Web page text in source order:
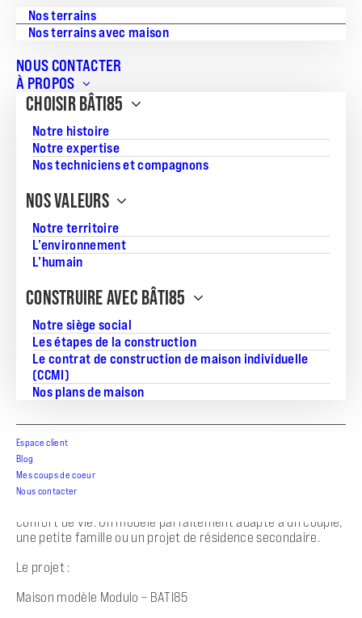
Nos terrains
Nos terrains avec maison
NOUS CONTACTER
À PROPOS
CHOISIR BÂTI85
Notre histoire
Notre expertise
Nos techniciens et compagnons
NOS VALEURS
Notre territoire
L’environnement
L’humain
CONSTRUIRE AVEC BÂTI85
Notre siège social
Les étapes de la construction
Le contrat de construction de maison individuelle
(CCMI)
Nos plans de maison
Espace client
Blog
Mes coups de coeur
Nous contacter
Référence:
Surface du terrain:
415
Superficie de la maison:
63
3
Nombre de chambres:
3
Projet de construction – Maison Modulo 2 chambres par
BATI85 – Commequiers
À Commequiers, proche du centre-bourg et à quelques
environnement agréable.
BATI85 vous propose la maison modèle Modulo – 2
chambres, une valeur sûre reconnue pour sa conception
confort de vie. Un modèle parfaitement adapté à un couple,
une petite famille ou un projet de résidence secondaire.
Le projet :
Maison modèle Modulo – BATI85